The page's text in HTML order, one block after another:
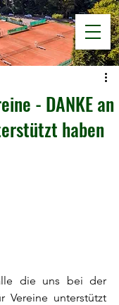
- DANKE an
haben
die uns bei der
Vereine unterstützt